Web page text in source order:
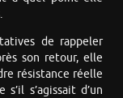
de rappeler
son retour, elle
résistance réelle
s’agissait d’un